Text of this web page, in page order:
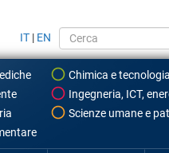
IT | EN
Chimica e
Ingegneria, ICT,
Scienze umane e